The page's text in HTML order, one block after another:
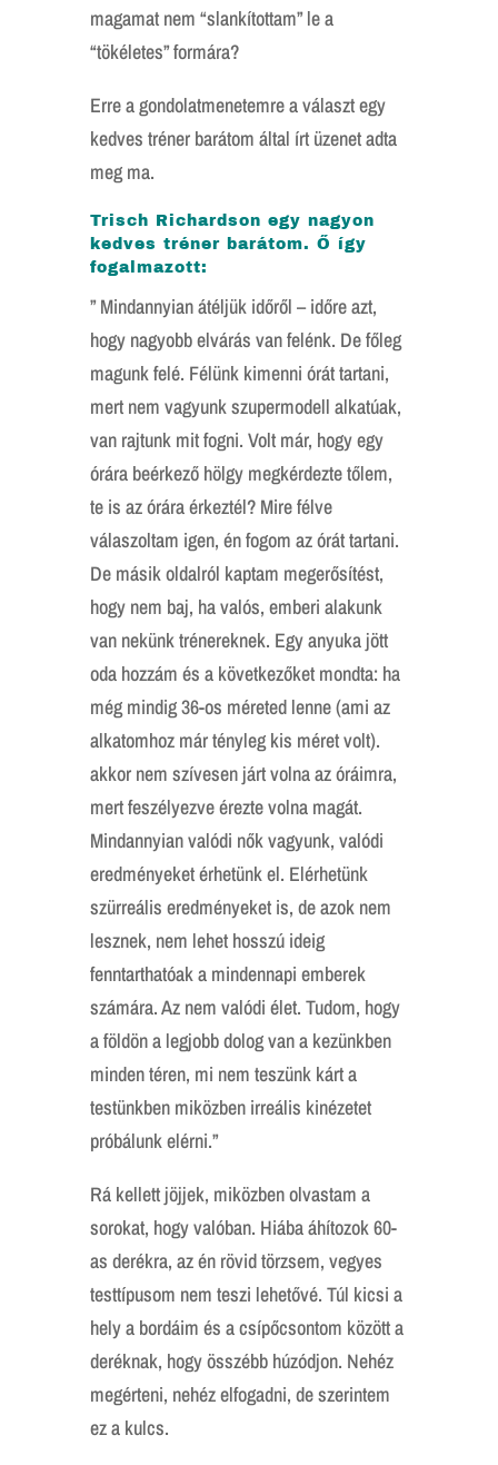
magamat nem “slankítottam” le a
“tökéletes” formára?
Erre a gondolatmenetemre a választ egy
kedves tréner barátom által írt üzenet adta
meg ma.
Trisch Richardson egy nagyon
kedves tréner barátom. Ő így
fogalmazott:
” Mindannyian átéljük időről – időre azt,
hogy nagyobb elvárás van felénk. De főleg
magunk felé. Félünk kimenni órát tartani,
mert nem vagyunk szupermodell alkatúak,
van rajtunk mit fogni. Volt már, hogy egy
órára beérkező hölgy megkérdezte tőlem,
te is az órára érkeztél? Mire félve
válaszoltam igen, én fogom az órát tartani.
De másik oldalról kaptam megerősítést,
hogy nem baj, ha valós, emberi alakunk
van nekünk trénereknek. Egy anyuka jött
oda hozzám és a következőket mondta: ha
még mindig 36-os méreted lenne (ami az
alkatomhoz már tényleg kis méret volt).
akkor nem szívesen járt volna az óráimra,
mert feszélyezve érezte volna magát.
Mindannyian valódi nők vagyunk, valódi
eredményeket érhetünk el. Elérhetünk
szürreális eredményeket is, de azok nem
lesznek, nem lehet hosszú ideig
fenntarthatóak a mindennapi emberek
számára. Az nem valódi élet. Tudom, hogy
a földön a legjobb dolog van a kezünkben
minden téren, mi nem teszünk kárt a
testünkben miközben irreális kinézetet
próbálunk elérni.”
Rá kellett jöjjek, miközben olvastam a
sorokat, hogy valóban. Hiába áhítozok 60-
as derékra, az én rövid törzsem, vegyes
testtípusom nem teszi lehetővé. Túl kicsi a
hely a bordáim és a csípőcsontom között a
deréknak, hogy összébb húzódjon. Nehéz
megérteni, nehéz elfogadni, de szerintem
ez a kulcs.